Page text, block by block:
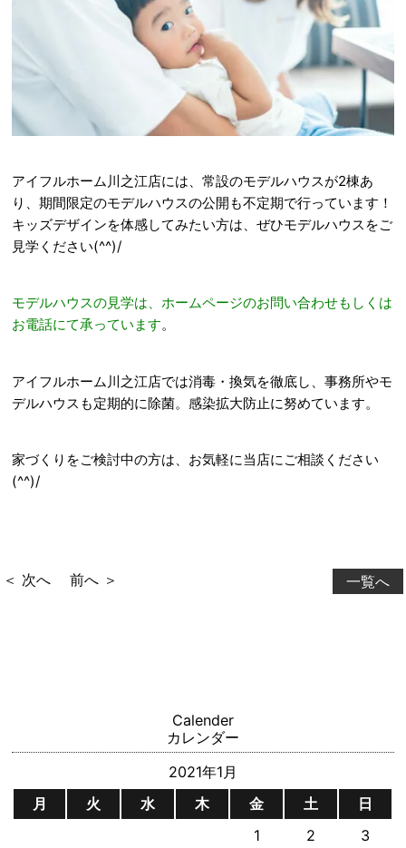
アイフルホーム川之江店には、常設のモデルハウスが2棟あ
り、期間限定のモデルハウスの公開も不定期で行っています！
キッズデザインを体感してみたい方は、ぜひモデルハウスをご
見学ください(^^)/
モデルハウスの見学は、ホームページのお問い合わせもしくは
お電話にて承っています。
アイフルホーム川之江店では消毒・換気を徹底し、事務所やモ
デルハウスも定期的に除菌。感染拡大防止に努めています。
家づくりをご検討中の方は、お気軽に当店にご相談ください
(^^)/
一覧へ
＜ 次へ 前へ ＞
Calender
カレンダー
2021年1月
月
火 水 木 金 土
日
1
2 3